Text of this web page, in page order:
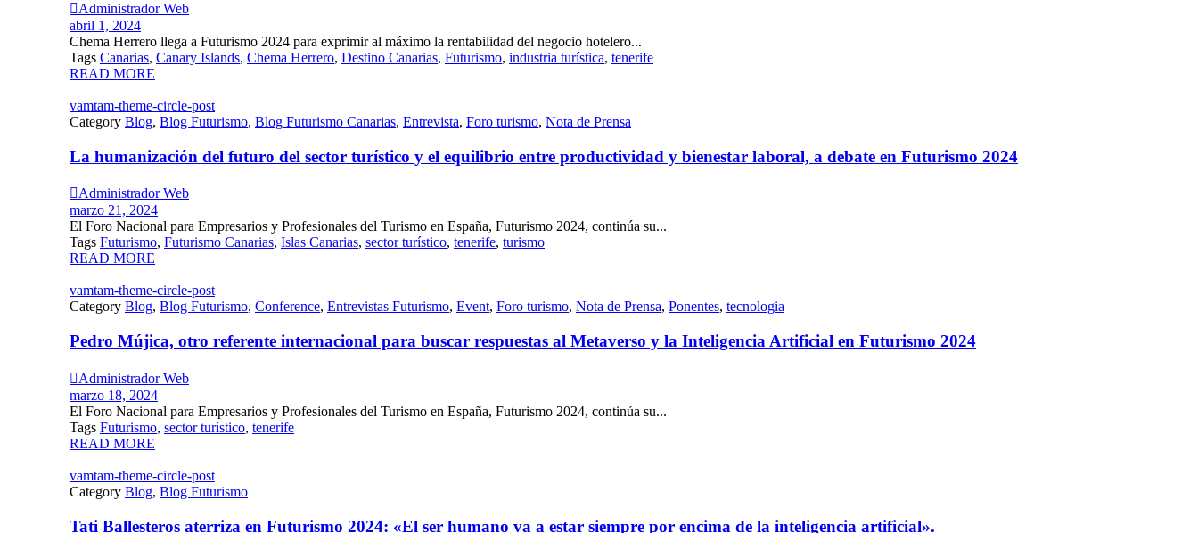
Administrador Web
abril 1, 2024
Chema Herrero llega a Futurismo 2024 para exprimir al máximo la rentabilidad del negocio hotelero...
Tags Canarias, Canary Islands, Chema Herrero, Destino Canarias, Futurismo, industria turística, tenerife
READ MORE
vamtam-theme-circle-post
Category Blog, Blog Futurismo, Blog Futurismo Canarias, Entrevista, Foro turismo, Nota de Prensa
La humanización del futuro del sector turístico y el equilibrio entre productividad y bienestar laboral, a debate en Futurismo 2024
Administrador Web
marzo 21, 2024
El Foro Nacional para Empresarios y Profesionales del Turismo en España, Futurismo 2024, continúa su...
Tags Futurismo, Futurismo Canarias, Islas Canarias, sector turístico, tenerife, turismo
READ MORE
vamtam-theme-circle-post
Category Blog, Blog Futurismo, Conference, Entrevistas Futurismo, Event, Foro turismo, Nota de Prensa, Ponentes, tecnologia
Pedro Mújica, otro referente internacional para buscar respuestas al Metaverso y la Inteligencia Artificial en Futurismo 2024
Administrador Web
marzo 18, 2024
El Foro Nacional para Empresarios y Profesionales del Turismo en España, Futurismo 2024, continúa su...
Tags Futurismo, sector turístico, tenerife
READ MORE
vamtam-theme-circle-post
Category Blog, Blog Futurismo
Tati Ballesteros aterriza en Futurismo 2024: «El ser humano va a estar siempre por encima de la inteligencia artificial».